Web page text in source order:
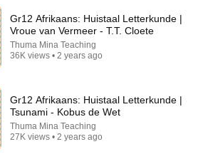
- LYDENDE EN
Gr12 Afrikaans: Huistaal Letterkunde |
Vroue van Vermeer - T.T. Cloete
Thuma Mina Teaching
36K views • 2 years ago
Gr12 Afrikaans: Huistaal Letterkunde |
Tsunami - Kobus de Wet
Thuma Mina Teaching
27K views • 2 years ago